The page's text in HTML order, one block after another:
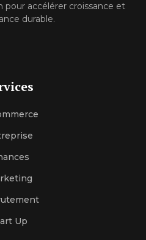
accélérer croissance et
durable.
Up